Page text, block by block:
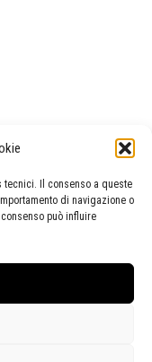
Il consenso a queste
di navigazione o
può influire
apertura Galleria)